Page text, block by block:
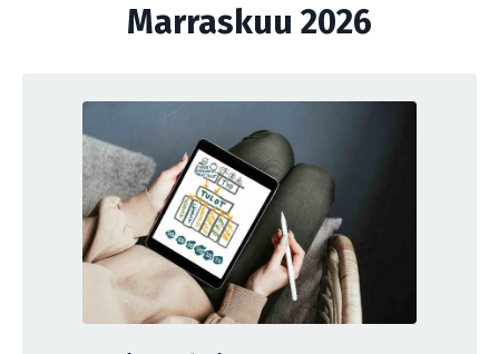
Marraskuu 2026